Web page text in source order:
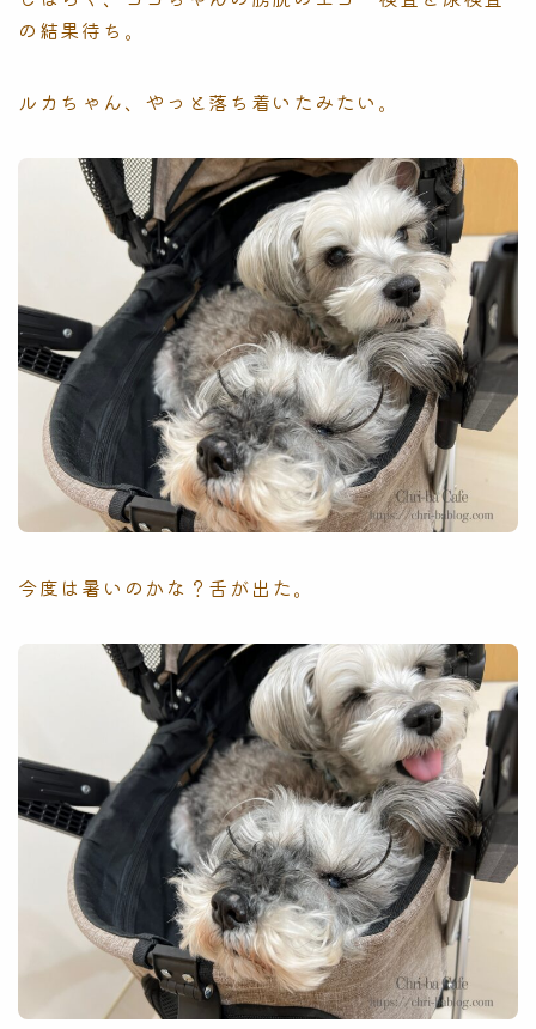
の結果待ち。
ルカちゃん、やっと落ち着いたみたい。
今度は暑いのかな？舌が出た。